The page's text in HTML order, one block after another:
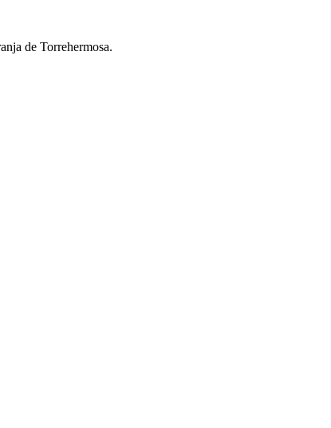
de Torrehermosa.